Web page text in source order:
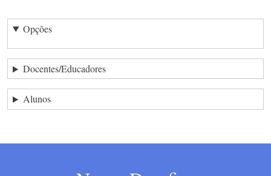
Opções
Docentes/Educadores
Alunos